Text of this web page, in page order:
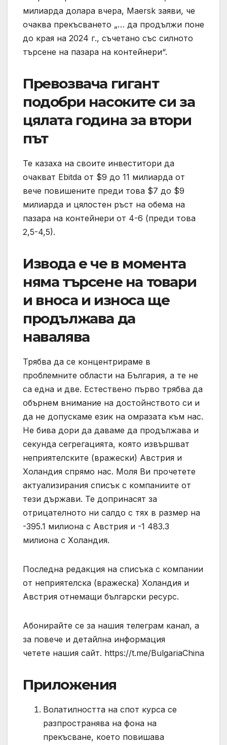
милиарда долара вчера, Maersk заяви, че
очаква прекъсването „… да продължи поне
до края на 2024 г., съчетано със силното
търсене на пазара на контейнери“.
Превозвача гигант
подобри насоките си за
цялата година за втори
път
Те казаха на своите инвеститори да
очакват Ebitda от $9 до 11 милиарда от
вече повишените преди това $7 до $9
милиарда и цялостен ръст на обема на
пазара на контейнери от 4-6 (преди това
2,5-4,5).
Извода е че в момента
няма търсене на товари
и вноса и износа ще
продължава да
навалява
Трябва да се концентрираме в
проблемните области на България, а те не
са една и две. Естествено първо трябва да
обърнем внимание на достойнството си и
да не допускаме език на омразата към нас.
Не бива дори да даваме да продължава и
секунда сегрегацията, която извършват
неприятелските (вражески) Австрия и
Холандия спрямо нас. Моля Ви прочетете
актуализирания списък с компаниите от
тези държави. Те допринасят за
отрицателното ни салдо с тях в размер на
-395.1 милиона с Австрия и -1 483.3
милиона с Холандия.
Последна редакция на списъка с компании
от неприятелска (вражеска) Холандия и
Австрия отнемащи български ресурс.
Абонирайте се за нашия телеграм канал, а
за повече и детайлна информация
четете нашия сайт. https://t.me/BulgariaChina
Приложения
Волатилността на спот курса се
разпространява на фона на
прекъсване, което повишава